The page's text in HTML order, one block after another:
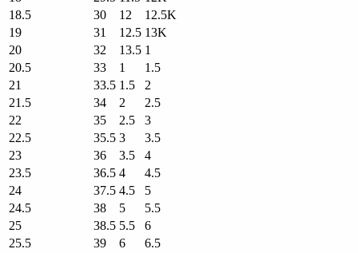
18.5
30 12
12.5K
19
31 12.5 13K
20
32 13.5 1
20.5
33 1
1.5
21
33.5 1.5
2
21.5
34 2
2.5
22
35 2.5
3
22.5
35.5 3
3.5
23
36 3.5
4
23.5
36.5 4
4.5
24
37.5 4.5
5
24.5
38 5
5.5
25
38.5 5.5
6
25.5
39 6
6.5